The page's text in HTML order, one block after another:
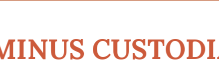
CUSTODIA